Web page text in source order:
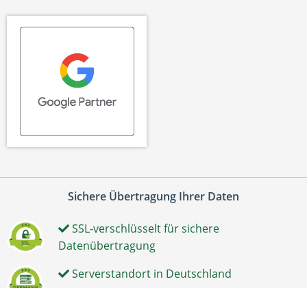
Sichere Übertragung Ihrer Daten
SSL-verschlüsselt für sichere
Datenübertragung
Serverstandort in Deutschland